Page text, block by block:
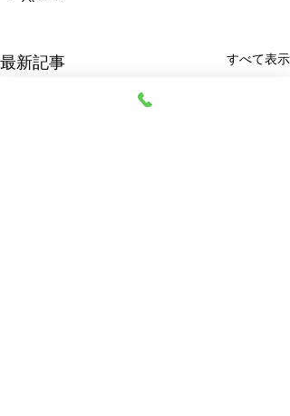
最新記事 すべて表示